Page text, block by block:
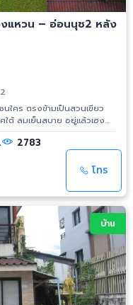
งแหวน – อ่อนนุช2 หลัง
ใคร ตรงข้ามเป็นสวนเขียว
ต้ ลมเย็นสบาย อยู่แล้วเฮง
งการ:
Bangkok Boulevard
Asset - 2 ชั้น - ขนาด 62.3
4 น้ำ 2 ห้องอเนกประสงค์ -
หันหน้า : ทิศใต้ - ค่าส่วน
วก -
-ระบบความปลอดภัย 24 ชม
ร์ค -ซีคอนสแควร์ -The Nine
เรียนราชดำริ -โรงเรียนคช
คอร์เดียน -นานาชาติอเมริกัน
2783
โทร
บ้าน